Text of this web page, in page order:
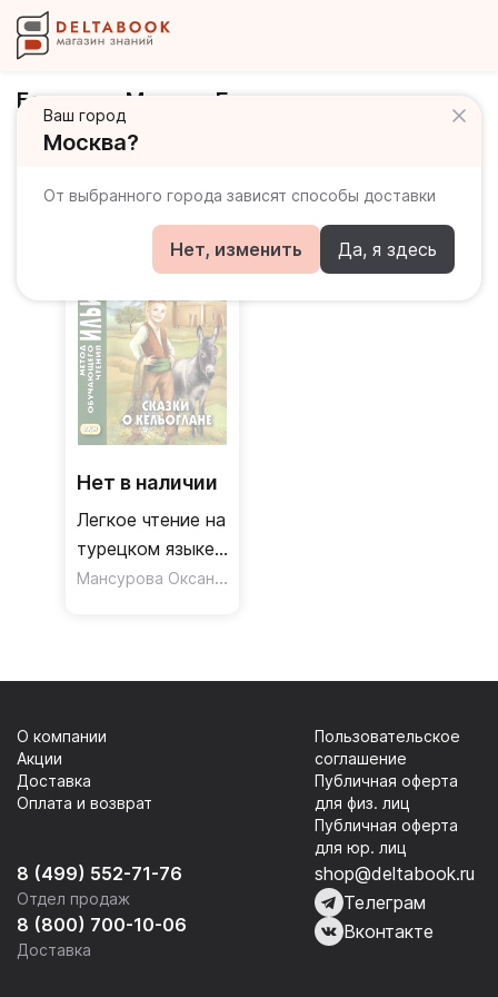
Ваш город
Москва?
От выбранного города зависят способы доставки
Нет, изменить Да, я здесь
Бакулова Марина Георгиевна
Книги автора
Нет в наличии
Легкое чтение на
турецком языке.
Сказки о
Мансурова Оксана Юрьевна
8 (499) 552-71-76
Отдел продаж
8 (800) 700-10-06
Доставка
О компании
Акции
Доставка
Оплата и возврат
Пользовательское
соглашение
Публичная оферта
для физ. лиц
Публичная оферта
для юр. лиц
shop@deltabook.ru
Телеграм
Вконтакте